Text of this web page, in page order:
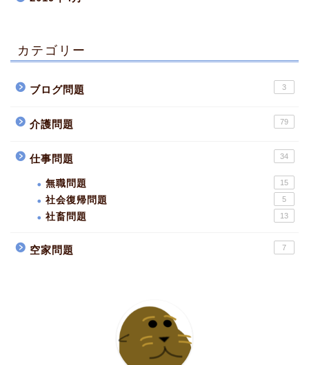
カテゴリー
ブログ問題 3
介護問題 79
仕事問題 34
無職問題 15
社会復帰問題 5
社畜問題 13
空家問題 7